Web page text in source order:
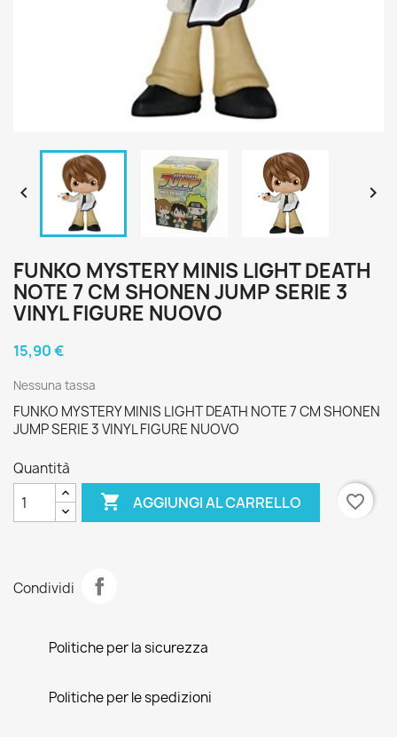
 
FUNKO MYSTERY MINIS LIGHT DEATH
NOTE 7 CM SHONEN JUMP SERIE 3
VINYL FIGURE NUOVO
15,90 €
Nessuna tassa
FUNKO MYSTERY MINIS LIGHT DEATH NOTE 7 CM SHONEN
JUMP SERIE 3 VINYL FIGURE NUOVO
Quantità
 AGGIUNGI AL CARRELLO favorite_border
Condividi
Politiche per la sicurezza
Politiche per le spedizioni